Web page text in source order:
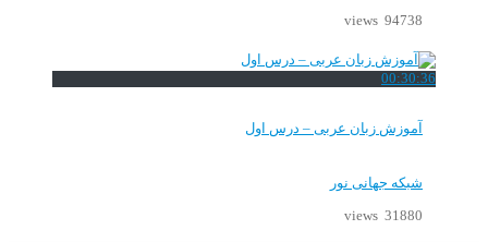
94738 views
00:30:36
آموزش زبان عربی – درس اول
شبکه جهانی نور
31880 views